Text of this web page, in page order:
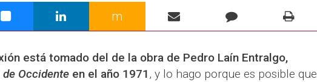
m
está tomado del de la obra de Pedro Laín Entralgo,
Occidenteen el año 1971, y lo hago porque es posible que